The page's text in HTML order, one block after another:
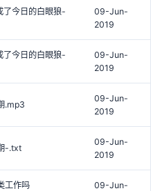
了今日的白眼狼-
09-Jun-
2019
了今日的白眼狼-
09-Jun-
2019
.mp3
09-Jun-
2019
-.txt
09-Jun-
2019
工作吗
09-Jun-